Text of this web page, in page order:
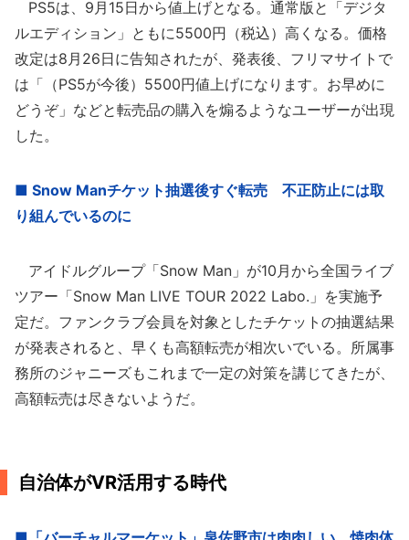
PS5は、9月15日から値上げとなる。通常版と「デジタ
ルエディション」ともに5500円（税込）高くなる。価格
改定は8月26日に告知されたが、発表後、フリマサイトで
は「（PS5が今後）5500円値上げになります。お早めに
どうぞ」などと転売品の購入を煽るようなユーザーが出現
した。
■ Snow Manチケット抽選後すぐ転売 不正防止には取
り組んでいるのに
アイドルグループ「Snow Man」が10月から全国ライブ
ツアー「Snow Man LIVE TOUR 2022 Labo.」を実施予
定だ。ファンクラブ会員を対象としたチケットの抽選結果
が発表されると、早くも高額転売が相次いでいる。所属事
務所のジャニーズもこれまで一定の対策を講じてきたが、
高額転売は尽きないようだ。
自治体がVR活用する時代